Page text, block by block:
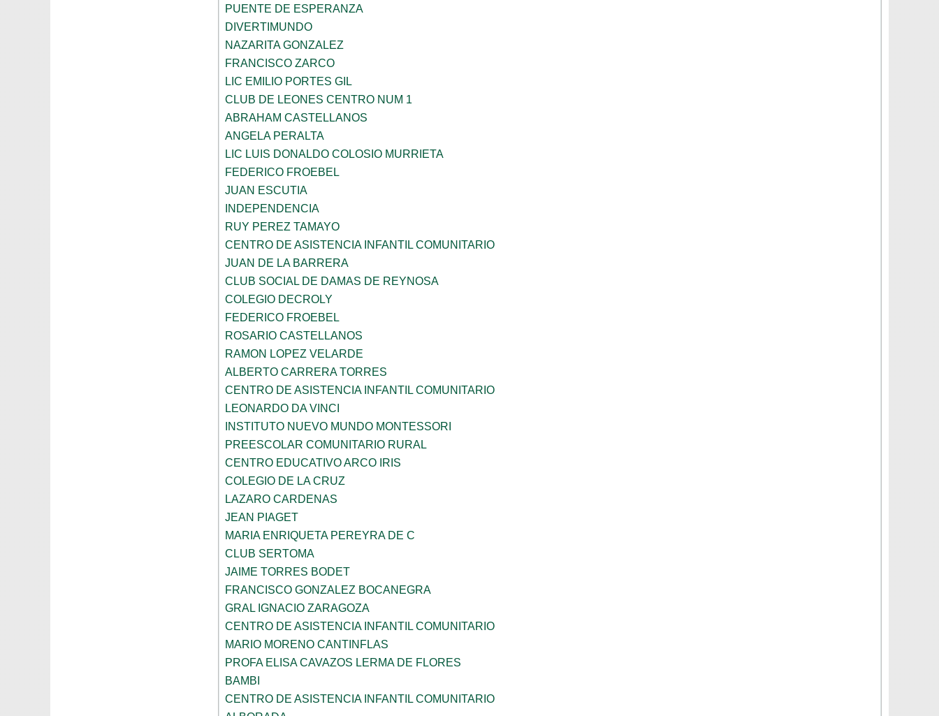
PUENTE DE ESPERANZA
DIVERTIMUNDO
NAZARITA GONZALEZ
FRANCISCO ZARCO
LIC EMILIO PORTES GIL
CLUB DE LEONES CENTRO NUM 1
ABRAHAM CASTELLANOS
ANGELA PERALTA
LIC LUIS DONALDO COLOSIO MURRIETA
FEDERICO FROEBEL
JUAN ESCUTIA
INDEPENDENCIA
RUY PEREZ TAMAYO
CENTRO DE ASISTENCIA INFANTIL COMUNITARIO
JUAN DE LA BARRERA
CLUB SOCIAL DE DAMAS DE REYNOSA
COLEGIO DECROLY
FEDERICO FROEBEL
ROSARIO CASTELLANOS
RAMON LOPEZ VELARDE
ALBERTO CARRERA TORRES
CENTRO DE ASISTENCIA INFANTIL COMUNITARIO
LEONARDO DA VINCI
INSTITUTO NUEVO MUNDO MONTESSORI
PREESCOLAR COMUNITARIO RURAL
CENTRO EDUCATIVO ARCO IRIS
COLEGIO DE LA CRUZ
LAZARO CARDENAS
JEAN PIAGET
MARIA ENRIQUETA PEREYRA DE C
CLUB SERTOMA
JAIME TORRES BODET
FRANCISCO GONZALEZ BOCANEGRA
GRAL IGNACIO ZARAGOZA
CENTRO DE ASISTENCIA INFANTIL COMUNITARIO
MARIO MORENO CANTINFLAS
PROFA ELISA CAVAZOS LERMA DE FLORES
BAMBI
CENTRO DE ASISTENCIA INFANTIL COMUNITARIO